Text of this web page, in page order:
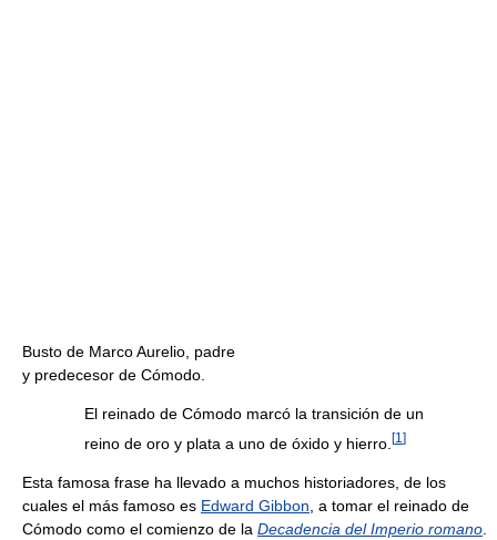
Busto de Marco Aurelio, padre
y predecesor de Cómodo.
El reinado de Cómodo marcó la transición de un
reino de oro y plata a uno de óxido y hierro. [1 ]
Esta famosa frase ha llevado a muchos historiadores, de los
cuales el más famoso es Edward Gibbon , a tomar el reinado de
Cómodo como el comienzo de la Decadencia del Imperio romano